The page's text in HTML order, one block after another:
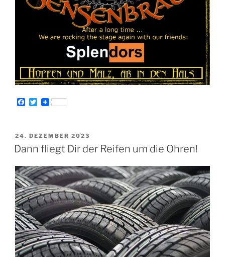
F
b
o
T
t
r
VERÖFFENTLICHT
AM
24. DEZEMBER 2023
Dann fliegt Dir der Reifen um die Ohren!